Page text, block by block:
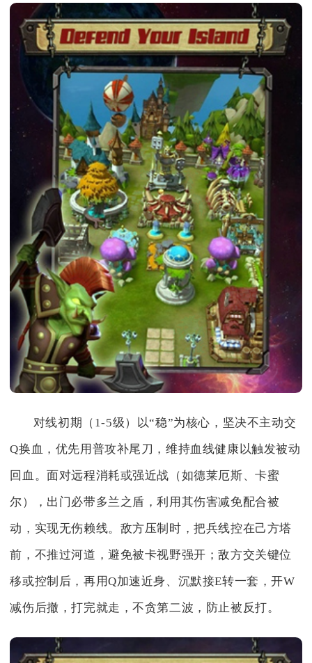
对线初期（1-5级）以“稳”为核心，坚决不主动交
Q换血，优先用普攻补尾刀，维持血线健康以触发被动
回血。面对远程消耗或强近战（如德莱厄斯、卡蜜
尔），出门必带多兰之盾，利用其伤害减免配合被
动，实现无伤赖线。敌方压制时，把兵线控在己方塔
前，不推过河道，避免被卡视野强开；敌方交关键位
移或控制后，再用Q加速近身、沉默接E转一套，开W
减伤后撤，打完就走，不贪第二波，防止被反打。